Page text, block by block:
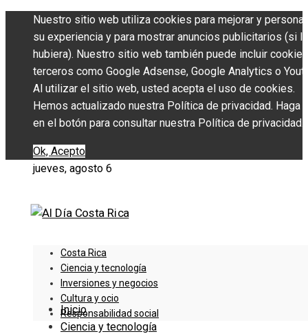
Nuestro sitio web utiliza cookies para mejorar y
su experiencia y para mostrar anuncios publicitarios (si
hubiera). Nuestro sitio web también puede incluir
terceros como Google Adsense, Google Analytics o
Al utilizar el sitio web, usted acepta el uso de cookies.
Hemos actualizado nuestra Política de privacidad. Haga
en el botón para consultar nuestra Política de privacidad.
Ok, Acepto
jueves, agosto 6
Costa Rica
Ciencia y tecnología
Inversiones y negocios
Cultura y ocio
Responsabilidad social
Inicio
Ciencia y tecnología